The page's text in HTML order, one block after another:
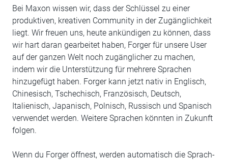
Bei Maxon wissen wir, dass der Schlüssel zu einer
produktiven, kreativen Community in der Zugänglichkeit
liegt. Wir freuen uns, heute ankündigen zu können, dass
wir hart daran gearbeitet haben, Forger für unsere User
auf der ganzen Welt noch zugänglicher zu machen,
indem wir die Unterstützung für mehrere Sprachen
hinzugefügt haben. Forger kann jetzt nativ in Englisch,
Chinesisch, Tschechisch, Französisch, Deutsch,
Italienisch, Japanisch, Polnisch, Russisch und Spanisch
verwendet werden. Weitere Sprachen könnten in Zukunft
folgen.
Wenn du Forger öffnest, werden automatisch die Sprach-